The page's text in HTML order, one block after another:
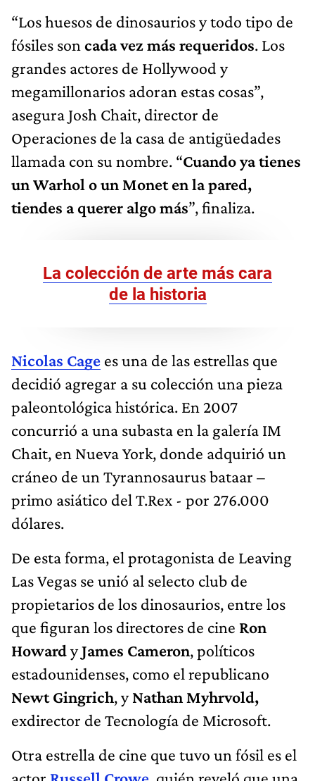
“Los huesos de dinosaurios y todo tipo de
fósiles son cada vez más requeridos. Los
grandes actores de Hollywood y
megamillonarios adoran estas cosas”,
asegura Josh Chait, director de
Operaciones de la casa de antigüedades
llamada con su nombre. “Cuando ya tienes
un Warhol o un Monet en la pared,
tiendes a querer algo más”, finaliza.
La colección de arte más cara
de la historia
Nicolas Cage es una de las estrellas que
decidió agregar a su colección una pieza
paleontológica histórica. En 2007
concurrió a una subasta en la galería IM
Chait, en Nueva York, donde adquirió un
cráneo de un Tyrannosaurus bataar –
primo asiático del T.Rex - por 276.000
dólares.
De esta forma, el protagonista de Leaving
Las Vegas se unió al selecto club de
propietarios de los dinosaurios, entre los
que figuran los directores de cine Ron
HowardyJames Cameron, políticos
estadounidenses, como el republicano
Newt Gingrich, yNathan Myhrvold,
exdirector de Tecnología de Microsoft.
Otra estrella de cine que tuvo un fósil es el